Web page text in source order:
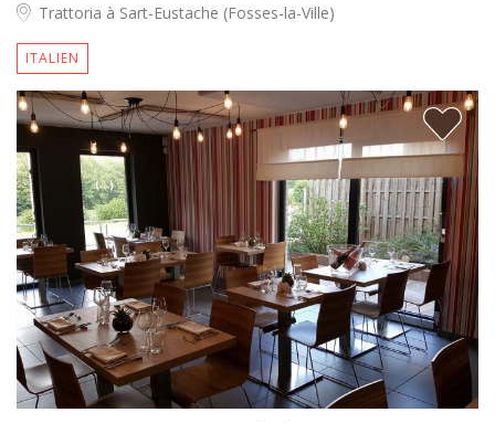
Trattoria à Sart-Eustache (Fosses-la-Ville)
ITALIEN